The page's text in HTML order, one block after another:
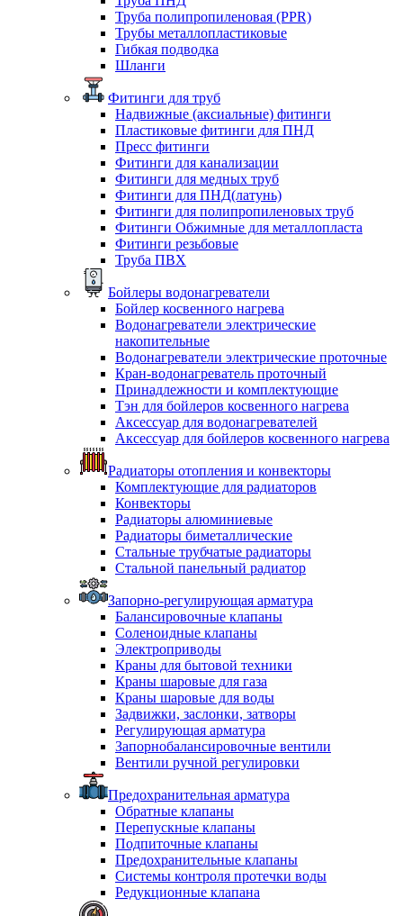
Труба полипропиленовая (PPR)
Трубы металлопластиковые
Гибкая подводка
Шланги
Фитинги для труб
Надвижные (аксиальные) фитинги
Пластиковые фитинги для ПНД
Пресс фитинги
Фитинги для канализации
Фитинги для медных труб
Фитинги для ПНД(латунь)
Фитинги для полипропиленовых труб
Фитинги Обжимные для металлопласта
Фитинги резьбовые
Труба ПВХ
Бойлеры водонагреватели
Бойлер косвенного нагрева
Водонагреватели электрические
накопительные
Водонагреватели электрические проточные
Кран-водонагреватель проточный
Принадлежности и комплектующие
Тэн для бойлеров косвенного нагрева
Аксессуар для водонагревателей
Аксессуар для бойлеров косвенного нагрева
Радиаторы отопления и конвекторы
Комплектующие для радиаторов
Конвекторы
Радиаторы алюминиевые
Радиаторы биметаллические
Стальные трубчатые радиаторы
Стальной панельный радиатор
Запорно-регулирующая арматура
Балансировочные клапаны
Соленоидные клапаны
Электроприводы
Краны для бытовой техники
Краны шаровые для газа
Краны шаровые для воды
Задвижки, заслонки, затворы
Регулирующая арматура
Запорнобалансировочные вентили
Вентили ручной регулировки
Предохранительная арматура
Обратные клапаны
Перепускные клапаны
Подпиточные клапаны
Предохранительные клапаны
Системы контроля протечки воды
Редукционные клапана